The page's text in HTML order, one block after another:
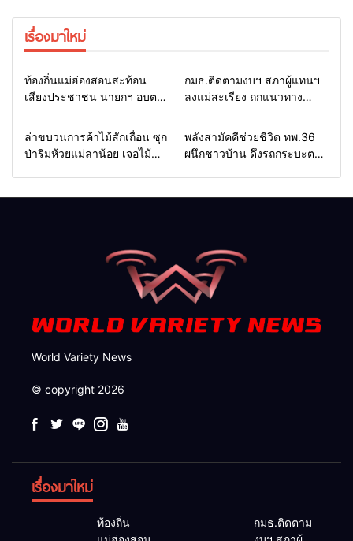
เรื่องมาใหม่
Home รอบรั้วทั่วไทย
ท้องถิ่นแม่ฮ่องสอนสะท้อน
เสียงประชาชน นายกฯ อบต.-
สภาฯ ขอหนุนงบพัฒนาถนน
แหล่งน้ำ และท่องเที่ยว
Home รอบรั้วทั่วไทย
กมธ.ติดตามงบฯ สภาผู้แทนฯ
ลงแม่สะเรียง ถกแนวทาง
พื้นที่ หนุนท่องเที่ยว 3 อำเภอ
ชายแดน
Home รอบรั้วทั่วไทย
ล่าขบวนการค้าไม้สักเถื่อน ซุก
ป่าริมห้วยแม่ลาน้อย เจอไม้
Home แวดวงทหาร
พลังสามัคคีช่วยชีวิต ทพ.36
ผนึกชาวบ้าน ดึงรถกระบะตก
World Variety News
© copyright 2026
เรื่องมาใหม่
ท้องถิ่น
กมธ.ติดตาม